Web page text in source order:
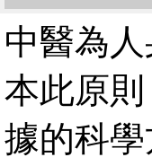
中醫為
本此原
據的科